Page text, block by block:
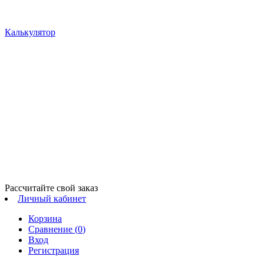
Калькулятор
Рассчитайте свой заказ
Личный кабинет
Корзина
Сравнение (0)
Вход
Регистрация